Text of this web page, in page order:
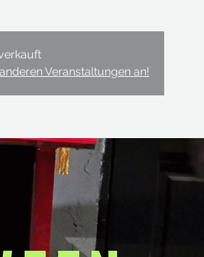
Veranstaltungen an!